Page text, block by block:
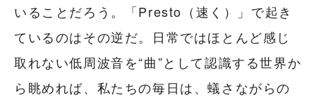
いることだろう。「Presto（速く）」で起き
ているのはその逆だ。日常ではほとんど感じ
取れない低周波音を“曲”として認識する世界か
ら眺めれば、私たちの毎日は、蟻さながらの